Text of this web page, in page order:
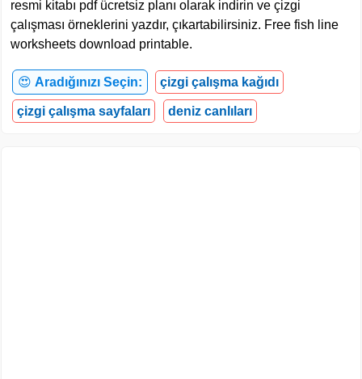
resmi kitabı pdf ücretsiz planı olarak indirin ve çizgi
çalışması örneklerini yazdır, çıkartabilirsiniz. Free fish line
worksheets download printable.
😍 Aradığınızı Seçin: çizgi çalışma kağıdı
çizgi çalışma sayfaları deniz canlıları